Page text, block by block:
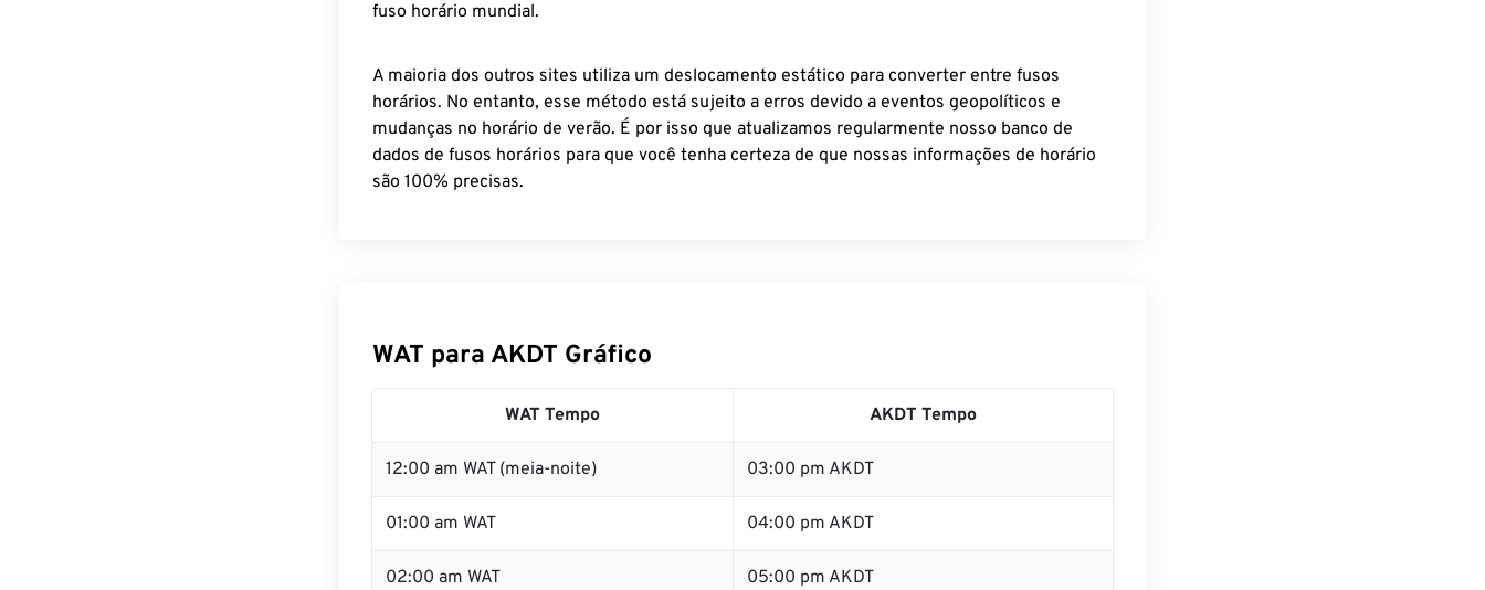
fuso horário mundial.
A maioria dos outros sites utiliza um deslocamento estático para converter entre fusos
horários. No entanto, esse método está sujeito a erros devido a eventos geopolíticos e
mudanças no horário de verão. É por isso que atualizamos regularmente nosso banco de
dados de fusos horários para que você tenha certeza de que nossas informações de horário
são 100% precisas.
WAT para AKDT Gráfico
WAT Tempo AKDT Tempo
12:00 am WAT (meia-noite) 03:00 pm AKDT
01:00 am WAT 04:00 pm AKDT
02:00 am WAT 05:00 pm AKDT